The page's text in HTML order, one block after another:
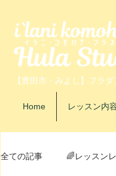
【豊田市・みよし】フラ
Home レッスン内
全ての記事 🌈レッスン